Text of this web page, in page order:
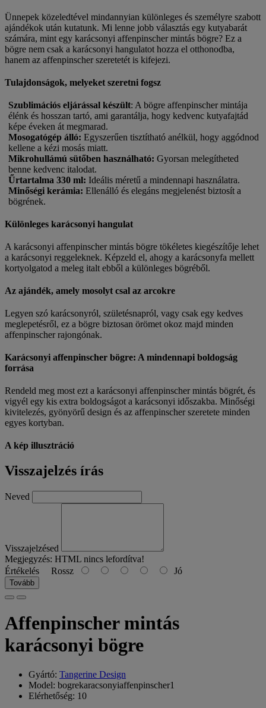
Ünnepek közeledtével mindannyian különleges és személyre szabott
ajándékok után kutatunk. Mi lenne jobb választás egy kutyabarát
számára, mint egy karácsonyi affenpinscher mintás bögre? Ez a
bögre nem csak a karácsonyi hangulatot hozza el otthonodba,
hanem az affenpinscher szeretetét is kifejezi.
Tulajdonságok, melyeket szeretni fogsz
Szublimációs eljárással készült: A bögre affenpinscher mintája
élénk és hosszan tartó, ami garantálja, hogy kedvenc kutyafajtád
képe éveken át megmarad.
Mosogatógép álló: Egyszerűen tisztítható anélkül, hogy aggódnod
kellene a kézi mosás miatt.
Mikrohullámú sütőben használható: Gyorsan melegítheted
benne kedvenc italodat.
Űrtartalma 330 ml: Ideális méretű a mindennapi használatra.
Minőségi kerámia: Ellenálló és elegáns megjelenést biztosít a
bögrének.
Különleges karácsonyi hangulat
A karácsonyi affenpinscher mintás bögre tökéletes kiegészítője lehet
a karácsonyi reggeleknek. Képzeld el, ahogy a karácsonyfa mellett
kortyolgatod a meleg italt ebből a különleges bögréből.
Az ajándék, amely mosolyt csal az arcokre
Legyen szó karácsonyról, születésnapról, vagy csak egy kedves
meglepetésről, ez a bögre biztosan örömet okoz majd minden
affenpinscher rajongónak.
Karácsonyi affenpinscher bögre: A mindennapi boldogság
forrása
Rendeld meg most ezt a karácsonyi affenpinscher mintás bögrét, és
vigyél egy kis extra boldogságot a karácsonyi időszakba. Minőségi
kivitelezés, gyönyörű design és az affenpinscher szeretete minden
egyes kortyban.
A kép illusztráció
Visszajelzés írás
Neved
Visszajelzésed
Megjegyzés: HTML nincs lefordítva!
Értékelés Rossz Jó
Tovább
Affenpinscher mintás
karácsonyi bögre
Gyártó: Tangerine Design
Model: bogrekaracsonyiaffenpinscher1
Elérhetőség: 10